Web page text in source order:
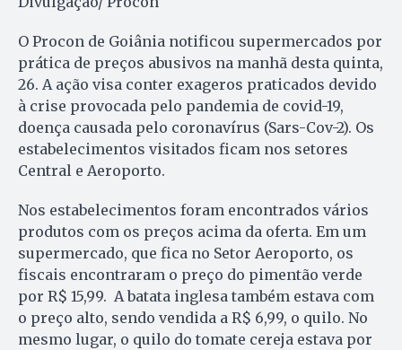
O Procon de Goiânia notificou supermercados por
prática de preços abusivos na manhã desta quinta,
26. A ação visa conter exageros praticados devido
à crise provocada pelo pandemia de covid-19,
doença causada pelo coronavírus (Sars-Cov-2). Os
estabelecimentos visitados ficam nos setores
Central e Aeroporto.
Nos estabelecimentos foram encontrados vários
produtos com os preços acima da oferta. Em um
supermercado, que fica no Setor Aeroporto, os
fiscais encontraram o preço do pimentão verde
por R$ 15,99. A batata inglesa também estava com
o preço alto, sendo vendida a R$ 6,99, o quilo. No
mesmo lugar, o quilo do tomate cereja estava por